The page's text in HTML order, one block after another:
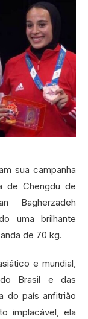
sua campanha
de Chengdu de
Bagherzadeh
uma brilhante
de 70 kg.
e mundial,
do Brasil e das
do país anfitrião
implacável, ela